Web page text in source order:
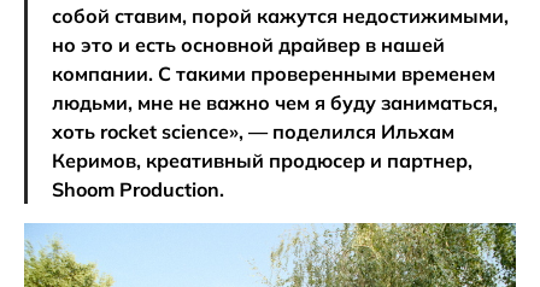
собой ставим, порой кажутся недостижимыми,
но это и есть основной драйвер в нашей
компании. С такими проверенными временем
людьми, мне не важно чем я буду заниматься,
хоть rocket science», — поделился Ильхам
Керимов, креативный продюсер и партнер,
Shoom Production.